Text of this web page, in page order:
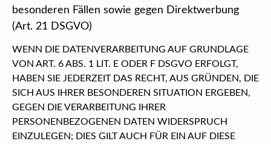
besonderen Fällen sowie gegen Direktwerbung
(Art. 21 DSGVO)
WENN DIE DATENVERARBEITUNG AUF GRUNDLAGE
VON ART. 6 ABS. 1 LIT. E ODER F DSGVO ERFOLGT,
HABEN SIE JEDERZEIT DAS RECHT, AUS GRÜNDEN, DIE
SICH AUS IHRER BESONDEREN SITUATION ERGEBEN,
GEGEN DIE VERARBEITUNG IHRER
PERSONENBEZOGENEN DATEN WIDERSPRUCH
EINZULEGEN; DIES GILT AUCH FÜR EIN AUF DIESE